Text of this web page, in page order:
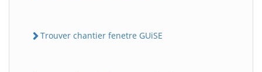
Trouver chantier fenetre GUiSE